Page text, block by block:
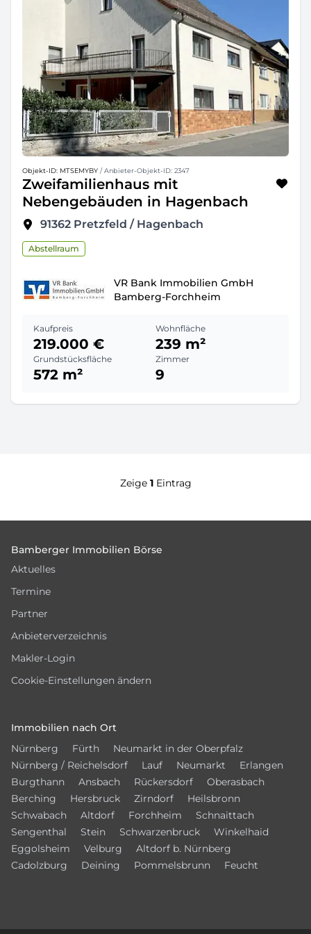
Objekt-ID: MTSEMYBY / Anbieter-Objekt-ID: 2347
Zweifamilienhaus mit
Nebengebäuden in Hagenbach
91362 Pretzfeld / Hagenbach
Abstellraum
VR Bank Immobilien GmbH
Bamberg-Forchheim
Kaufpreis
219.000 €
Wohnfläche
239 m²
Grundstücksfläche
572 m²
Zimmer
9
Zeige 1Eintrag
Bamberger Immobilien Börse
Aktuelles
Termine
Partner
Anbieterverzeichnis
Makler-Login
Cookie-Einstellungen ändern
Immobilien nach Ort
Nürnberg
Fürth
Neumarkt in der Oberpfalz
Nürnberg / Reichelsdorf
Lauf Neumarkt
Erlangen
Burgthann
Ansbach Rückersdorf
Oberasbach
Berching
Hersbruck Zirndorf
Heilsbronn
Schwabach
Altdorf Forchheim
Schnaittach
Sengenthal
Stein Schwarzenbruck
Winkelhaid
Eggolsheim
Velburg
Altdorf b. Nürnberg
Cadolzburg
Deining Pommelsbrunn Feucht